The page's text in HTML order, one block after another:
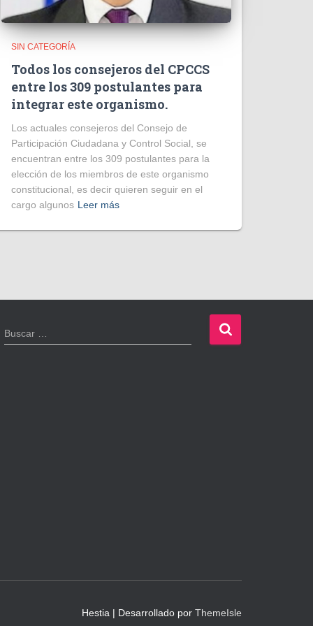
SIN CATEGORÍA
Todos los consejeros del CPCCS
entre los 309 postulantes para
integrar este organismo.
Los actuales consejeros del Consejo de
Participación Ciudadana y Control Social, se
encuentran entre los 309 postulantes para la
elección de los miembros de este organismo
constitucional, es decir quieren seguir en el
cargo algunos Leer más
B
u
Buscar …
Hestia | Desarrollado por ThemeIsle